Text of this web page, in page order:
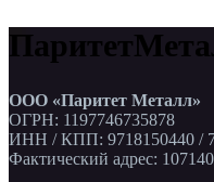
ООО «Паритет Металл»
ОГРН: 1197746735878
ИНН / КПП: 9718150440 /
Фактический адрес: